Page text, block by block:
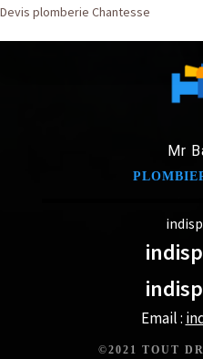
Devis plomberie Chantesse
Mr
Email :
©2021 TOUT